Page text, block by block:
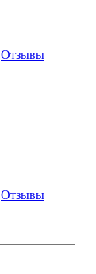
Отзывы
Отзывы